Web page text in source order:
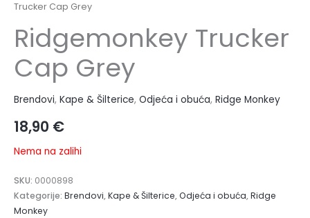
Trucker Cap Grey
Ridgemonkey Trucker
Cap Grey
Brendovi, Kape & Šilterice, Odjeća i obuća, Ridge Monkey
18,90 €
Nema na zalihi
SKU: 0000898
Kategorije: Brendovi,Kape & Šilterice,Odjeća i obuća,Ridge
Monkey